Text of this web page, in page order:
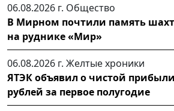
06.08.2026 г. Общество
В Мирном почтили память
на руднике «Мир»
06.08.2026 г. Желтые хроники
ЯТЭК объявил о чистой
рублей за первое полугодие